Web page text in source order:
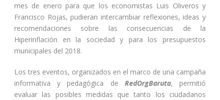
mes de enero para que los economistas Luis Oliveros y
Francisco Rojas, pudieran intercambiar reflexiones, ideas y
recomendaciones sobre las consecuencias de la
Hiperinflación en la sociedad y para los presupuestos
municipales del 2018.
Los tres eventos, organizados en el marco de una campaña
informativa y pedagógica de RedOrgBaruta, permitió
evaluar las posibles medidas que tanto los ciudadanos